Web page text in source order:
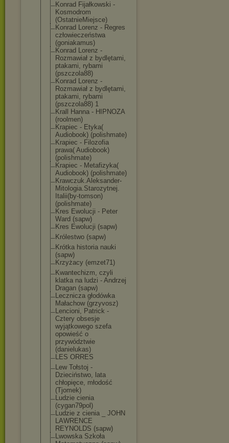
Konrad Fijałkowski -
Kosmodrom
(OstatnieMiejsce)
Konrad Lorenz - Regres
człowieczeństwa
(goniakamus)
Konrad Lorenz -
Rozmawiał z bydlętami,
ptakami, rybami
(pszczola88)
Konrad Lorenz -
Rozmawiał z bydlętami,
ptakami, rybami
(pszczola88) 1
Krall Hanna - HIPNOZA
(roolmen)
Krapiec - Etyka(
Audiobook) (polishmate)
Krapiec - Filozofia
prawa( Audiobook)
(polishmate)
Krapiec - Metafizyka(
Audiobook) (polishmate)
Krawczuk.Aleksander-
Mitologia.Starozytnej.
Italii(by-tomson)
(polishmate)
Kres Ewolucji - Peter
Ward (sapw)
Kres Ewolucji (sapw)
Królestwo (sapw)
Krótka historia nauki
(sapw)
Krzyżacy (emzet71)
Kwantechizm, czyli
klatka na ludzi - Andrzej
Dragan (sapw)
Lecznicza głodówka
Małachow (grzyvosz)
Lencioni, Patrick -
Cztery obsesje
wyjątkowego szefa
opowieść o
przywództwie
(danielukas)
LES ORRES
Lew Tołstoj -
Dzieciństwo, lata
chłopięce, młodość
(Tjomek)
Ludzie cienia
(cygan79pol)
Ludzie z cienia _ JOHN
LAWRENCE
REYNOLDS (sapw)
Lwowska Szkoła